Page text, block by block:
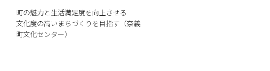
町の魅力と生活満足度を向上させる
文化度の高いまちづくりを目指す（奈義
町文化センター）